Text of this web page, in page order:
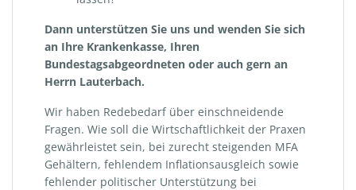
Dann unterstützen Sie uns und wenden Sie sich
an Ihre Krankenkasse, Ihren
Bundestagsabgeordneten oder auch gern an
Herrn Lauterbach.
Wir haben Redebedarf über einschneidende
Fragen. Wie soll die Wirtschaftlichkeit der Praxen
gewährleistet sein, bei zurecht steigenden MFA
Gehältern, fehlendem Inflationsausgleich sowie
fehlender politischer Unterstützung bei